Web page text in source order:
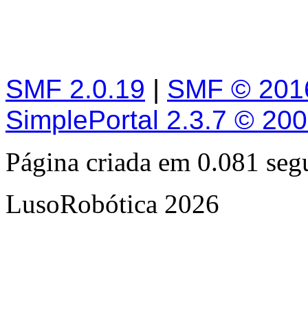
SMF 2.0.19 | SMF ©
SimplePortal 2.3.7 ©
Página criada em 0.081
LusoRobótica 2026